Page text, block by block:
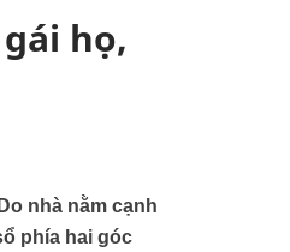
họ,
nhà nằm cạnh
phía hai góc